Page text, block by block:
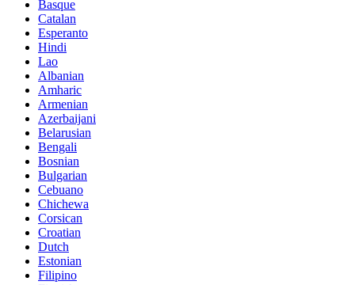
Basque
Catalan
Esperanto
Hindi
Lao
Albanian
Amharic
Armenian
Azerbaijani
Belarusian
Bengali
Bosnian
Bulgarian
Cebuano
Chichewa
Corsican
Croatian
Dutch
Estonian
Filipino